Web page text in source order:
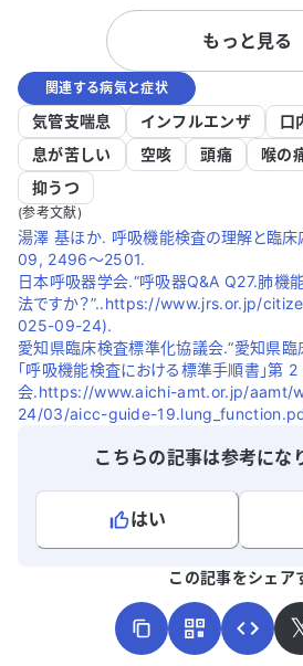
はなく、咽頭痛と倦怠感が主な症状
た。病院で抗原検査と溶連菌の検査を
ましたが、どちらも陰性で、扁桃炎と
され、5日分の薬を処方されました。
飲み始めてからは熱が下がり、咽頭痛
善しましたが、咳が出始めました。 その
後、咳の頻度は一時的に落ち着いた
の、再び酷くなり、乾いた咳が続いて
す。特にひどい時はえずくほどの咳が
す。再度病院を受診したところ、肺
綺麗とのことですが咳喘息の可能性が
とも言われました。アレルギーとし
粉症があります。 現在、咳止めやアレルギ
ーのお薬をいくつか処方され、服用
て2日目ですが、咳が治る気配はあ
ん。どのように対処すれば良いか、
イスをいただけると助かります。
もっと見る
関連する病気と症状
気管支喘息 インフルエンザ 口
息が苦しい
空咳 頭痛 喉の
抑うつ
(参考文献)
湯澤 基ほか. 呼吸機能検査の理解と臨
09, 2496～2501.
日本呼吸器学会.“呼吸器Q&A Q27.肺機
法ですか？”..https://www.jrs.or.jp/
025-09-24).
愛知県臨床検査標準化協議会.“愛知県臨
「呼吸機能検査における標準手順書」第
会.https://www.aichi-amt.or.jp/aamt/
24/03/aicc-guide-
こちらの記事は参考にな
はい
この記事をシェア